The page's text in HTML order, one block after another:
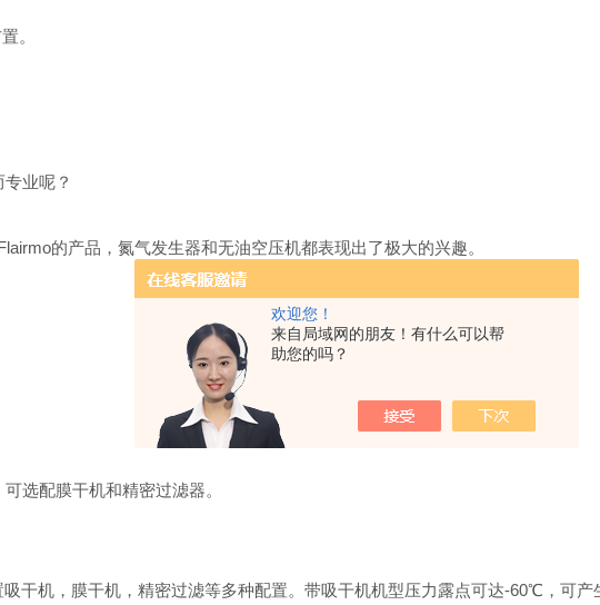
欢迎您！
来自局域网的朋友！有什么可以帮
助您的吗？
。
业呢？
的产品，氮气发生器和无油空压机都表现出了极大的兴趣。
可选配膜干机和精密过滤器。
吸干机，膜干机，精密过滤等多种配置。带吸干机机型压力露点可达-60℃，可产